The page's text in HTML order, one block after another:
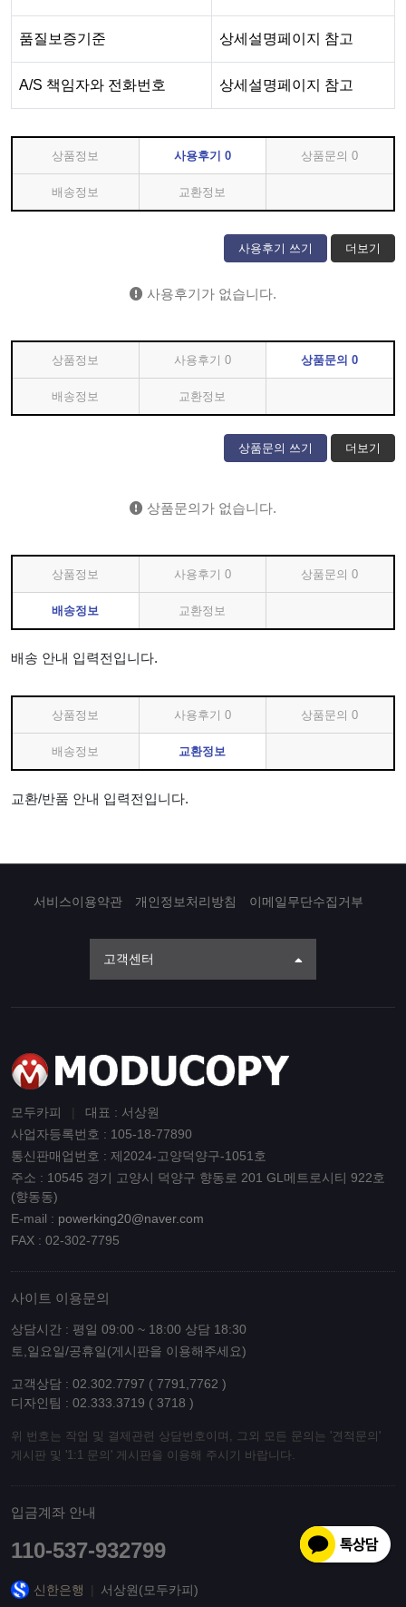
품질보증기준 상세설명페이지 참고
A/S 책임자와 전화번호 상세설명페이지 참고
상품정보 사용후기 0 상품문의0
배송정보 교환정보
사용후기 쓰기 더보기
사용후기가 없습니다.
상품정보 사용후기 0 상품문의0
배송정보 교환정보
상품문의 쓰기 더보기
상품문의가 없습니다.
상품정보 사용후기 0 상품문의0
배송정보 교환정보
배송 안내 입력전입니다.
상품정보 사용후기 0 상품문의0
배송정보 교환정보
교환/반품 안내 입력전입니다.
서비스이용약관 개인정보처리방침 이메일무단수집거부
고객센터
모두카피
대표 : 서상원
사업자등록번호 : 105-18-77890
통신판매업번호 : 제2024-고양덕양구-1051호
주소 : 10545 경기 고양시 덕양구 향동로 201 GL메트로시티 922호
(향동동)
E-mail : powerking20@naver.com
FAX : 02-302-7795
사이트 이용문의
상담시간 : 평일 09:00 ~ 18:00 상담 18:30
토,일요일/공휴일(게시판을 이용해주세요)
고객상담 : 02.302.7797 ( 7791,7762 )
디자인팀 : 02.333.3719 ( 3718 )
위 번호는 작업 및 결제관련 상담번호이며, 그외 모든 문의는 '견적문의'
게시판 및 '1:1 문의' 게시판을 이용해 주시기 바랍니다.
입금계좌 안내
110-537-932799
신한은행 서상원(모두카피)